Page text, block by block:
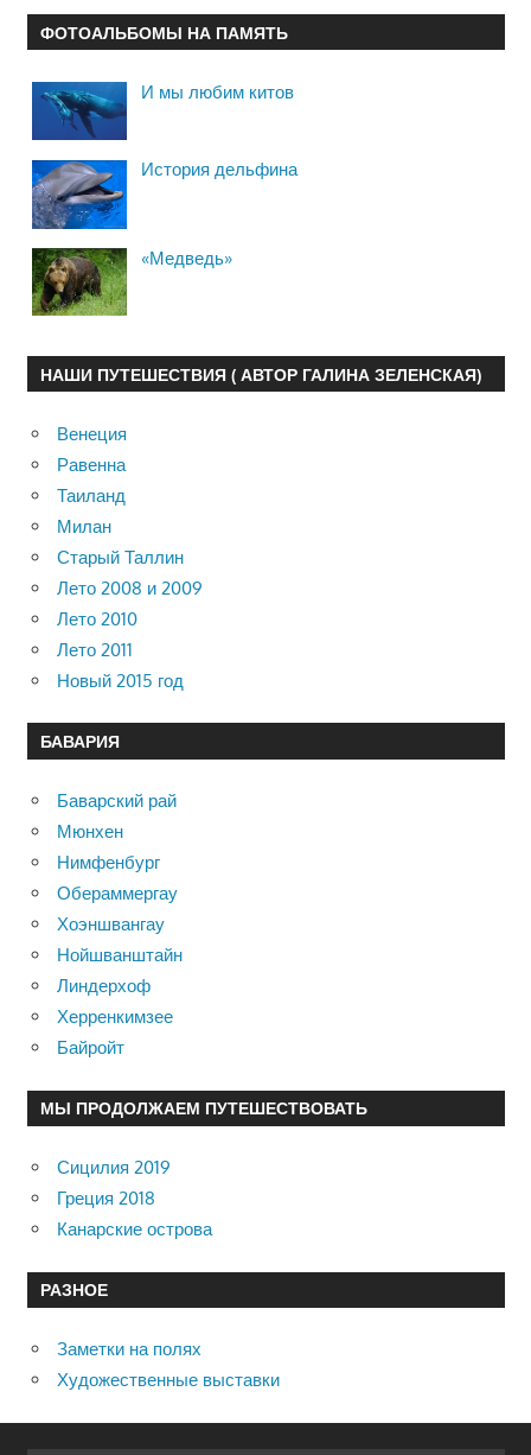
ФОТОАЛЬБОМЫ НА ПАМЯТЬ
И мы любим китов
История дельфина
«Медведь»
НАШИ ПУТЕШЕСТВИЯ ( АВТОР ГАЛИНА ЗЕЛЕНСКАЯ)
Венеция
Равенна
Таиланд
Милан
Старый Таллин
Лето 2008 и 2009
Лето 2010
Лето 2011
Новый 2015 год
БАВАРИЯ
Баварский рай
Мюнхен
Нимфенбург
Обераммергау
Хоэншвангау
Нойшванштайн
Линдерхоф
Херренкимзее
Байройт
МЫ ПРОДОЛЖАЕМ ПУТЕШЕСТВОВАТЬ
Сицилия 2019
Греция 2018
Канарские острова
РАЗНОЕ
Заметки на полях
Художественные выставки